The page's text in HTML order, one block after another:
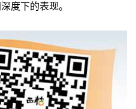
度下的表现。